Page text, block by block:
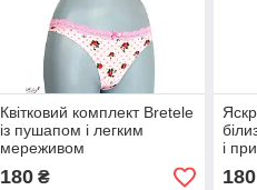
Квітковий комплект Bretele
із пушапом і легким
мереживом
180₴
і
180